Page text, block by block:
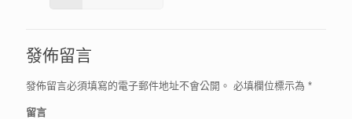
發佈留言
發佈留言必須填寫的電子郵件地址不會公開。 必填欄位標示為 *
留言